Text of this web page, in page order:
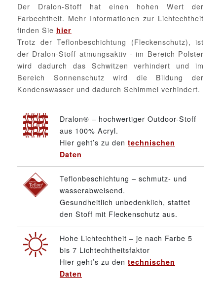
Der Dralon-Stoff hat einen hohen Wert der
Farbechtheit. Mehr Informationen zur Lichtechtheit
finden Sie hier
Trotz der Teflonbeschichtung (Fleckenschutz), ist
der Dralon-Stoff atmungsaktiv - im Bereich Polster
wird dadurch das Schwitzen verhindert und im
Bereich Sonnenschutz wird die Bildung der
Kondenswasser und dadurch Schimmel verhindert.
Dralon® – hochwertiger Outdoor-Stoff
aus 100% Acryl.
Hier geht’s zu den technischen
Daten
Teflonbeschichtung – schmutz- und
wasserabweisend.
Gesundheitlich unbedenklich, stattet
den Stoff mit Fleckenschutz aus.
Hohe Lichtechtheit – je nach Farbe 5
bis 7 Lichtechtheitsfaktor
Hier geht’s zu den technischen
Daten